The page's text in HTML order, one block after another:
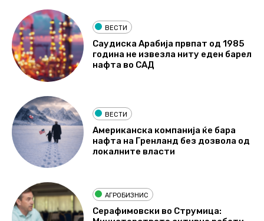
ВЕСТИ
Саудиска Арабија првпат од 1985
година не извезла ниту еден барел
нафта во САД
ВЕСТИ
Американска компанија ќе бара
нафта на Гренланд без дозвола од
локалните власти
АГРОБИЗНИС
Серафимовски во Струмица: